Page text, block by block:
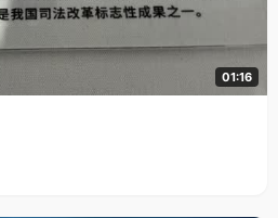
01:16